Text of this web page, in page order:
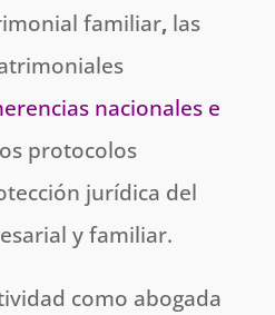
familiar,las
nacionales e
protocolos
jurídica del
y familiar.
como abogada